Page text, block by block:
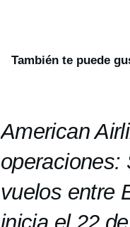
También te puede
American
operaciones:
vuelos entre